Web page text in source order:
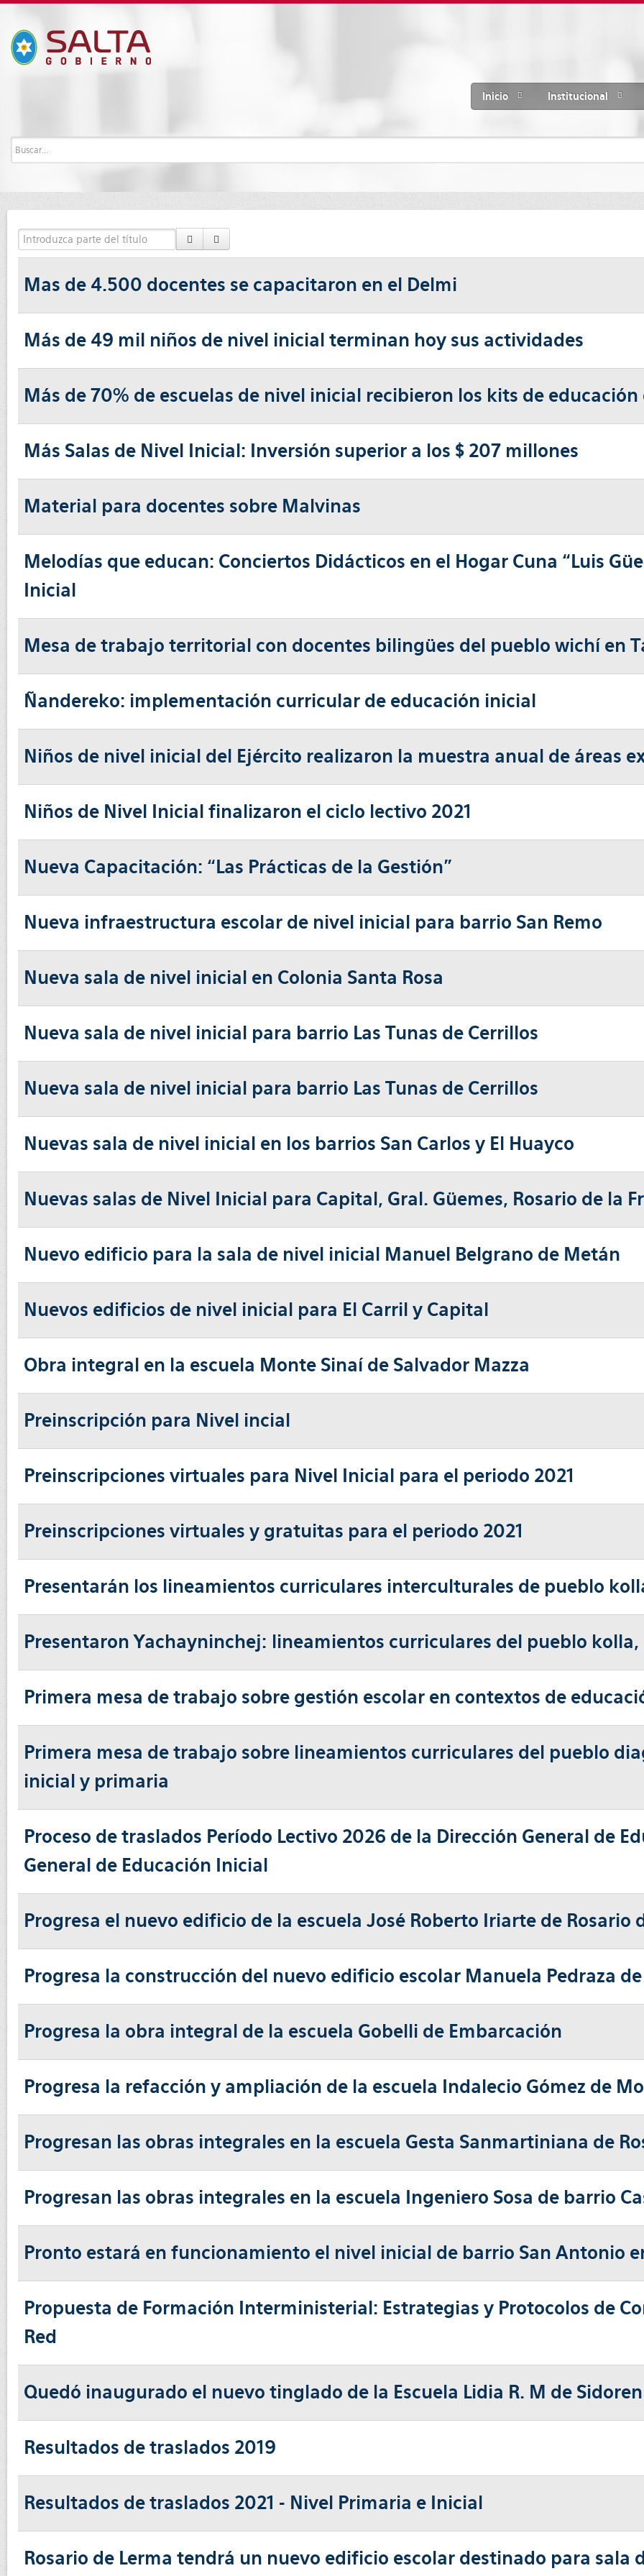
Inicio Institucional
Mas de 4.500 docentes se capacitaron en el Delmi
Más de 49 mil niños de nivel inicial terminan hoy sus actividades
Más de 70% de escuelas de nivel inicial recibieron los kits de
Más Salas de Nivel Inicial: Inversión superior a los $ 207 millones
Material para docentes sobre Malvinas
Melodías que educan: Conciertos Didácticos en el Hogar Cuna “Luis
Inicial
Mesa de trabajo territorial con docentes bilingües del pueblo wichí en
Ñandereko: implementación curricular de educación inicial
Niños de nivel inicial del Ejército realizaron la muestra anual de áreas
Niños de Nivel Inicial finalizaron el ciclo lectivo 2021
Nueva Capacitación: “Las Prácticas de la Gestión”
Nueva infraestructura escolar de nivel inicial para barrio San Remo
Nueva sala de nivel inicial en Colonia Santa Rosa
Nueva sala de nivel inicial para barrio Las Tunas de Cerrillos
Nueva sala de nivel inicial para barrio Las Tunas de Cerrillos
Nuevas sala de nivel inicial en los barrios San Carlos y El Huayco
Nuevas salas de Nivel Inicial para Capital, Gral. Güemes, Rosario de la
Nuevo edificio para la sala de nivel inicial Manuel Belgrano de Metán
Nuevos edificios de nivel inicial para El Carril y Capital
Obra integral en la escuela Monte Sinaí de Salvador Mazza
Preinscripción para Nivel incial
Preinscripciones virtuales para Nivel Inicial para el periodo 2021
Preinscripciones virtuales y gratuitas para el periodo 2021
Presentarán los lineamientos curriculares interculturales de pueblo
Presentaron Yachayninchej: lineamientos curriculares del pueblo
Primera mesa de trabajo sobre gestión escolar en contextos de
Primera mesa de trabajo sobre lineamientos curriculares del pueblo
inicial y primaria
Proceso de traslados Período Lectivo 2026 de la Dirección General de
General de Educación Inicial
Progresa el nuevo edificio de la escuela José Roberto Iriarte de Rosario
Progresa la construcción del nuevo edificio escolar Manuela Pedraza
Progresa la obra integral de la escuela Gobelli de Embarcación
Progresa la refacción y ampliación de la escuela Indalecio Gómez de
Progresan las obras integrales en la escuela Gesta Sanmartiniana de
Progresan las obras integrales en la escuela Ingeniero Sosa de barrio
Pronto estará en funcionamiento el nivel inicial de barrio San Antonio
Propuesta de Formación Interministerial: Estrategias y Protocolos de
Red
Quedó inaugurado el nuevo tinglado de la Escuela Lidia R. M de
Resultados de traslados 2019
Resultados de traslados 2021 - Nivel Primaria e Inicial
Rosario de Lerma tendrá un nuevo edificio escolar destinado para sala